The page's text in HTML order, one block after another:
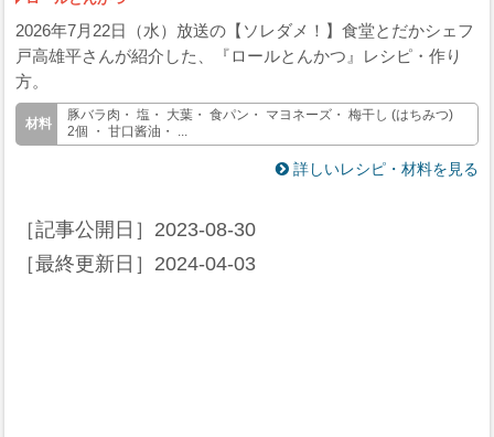
2026年7月22日（水）放送の【ソレダメ！】食堂とだかシェフ
戸高雄平さんが紹介した、『ロールとんかつ』レシピ・作り
方。
豚バラ肉・ 塩・ 大葉・ 食パン・ マヨネーズ・ 梅干し (はちみつ)
2個 ・ 甘口酱油・ ...
詳しいレシピ・材料を見る
［記事公開日］ 2023-08-30
［最終更新日］ 2024-04-03